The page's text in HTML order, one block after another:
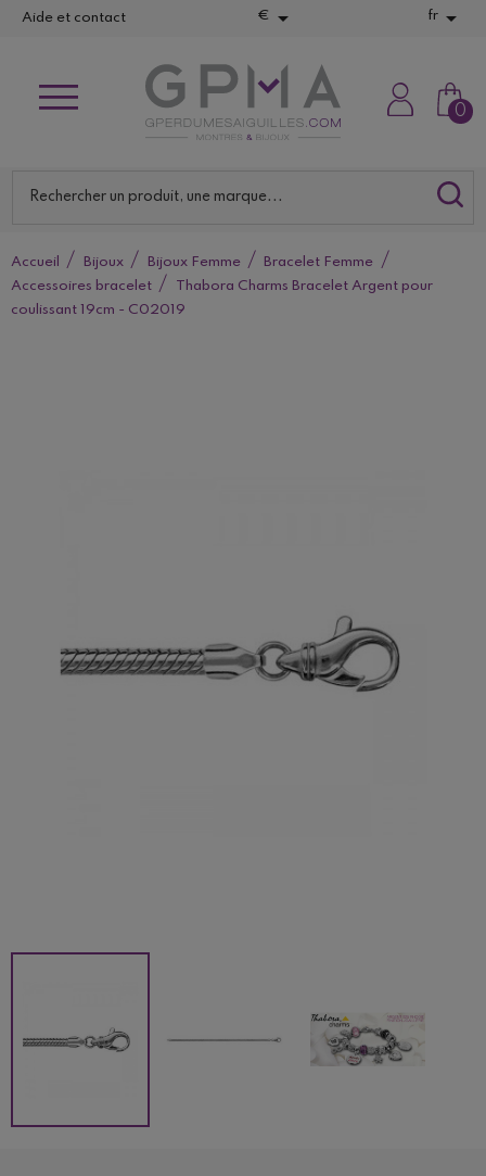
Aide et contact €  fr 
0
Accueil Bijoux Bijoux Femme
Bracelet Femme
Accessoires bracelet
Thabora Charms Bracelet Argent pour
coulissant 19cm - C02019